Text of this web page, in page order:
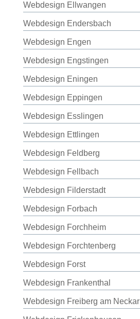
Webdesign Ellwangen
Webdesign Endersbach
Webdesign Engen
Webdesign Engstingen
Webdesign Eningen
Webdesign Eppingen
Webdesign Esslingen
Webdesign Ettlingen
Webdesign Feldberg
Webdesign Fellbach
Webdesign Filderstadt
Webdesign Forbach
Webdesign Forchheim
Webdesign Forchtenberg
Webdesign Forst
Webdesign Frankenthal
Webdesign Freiberg am Neckar